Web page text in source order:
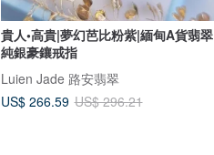
貴人•高貴|夢幻芭比粉紫|緬甸A貨翡翠
純銀豪鑲戒指
Luien Jade 路安翡翠
US$ 266.59 US$ 296.21